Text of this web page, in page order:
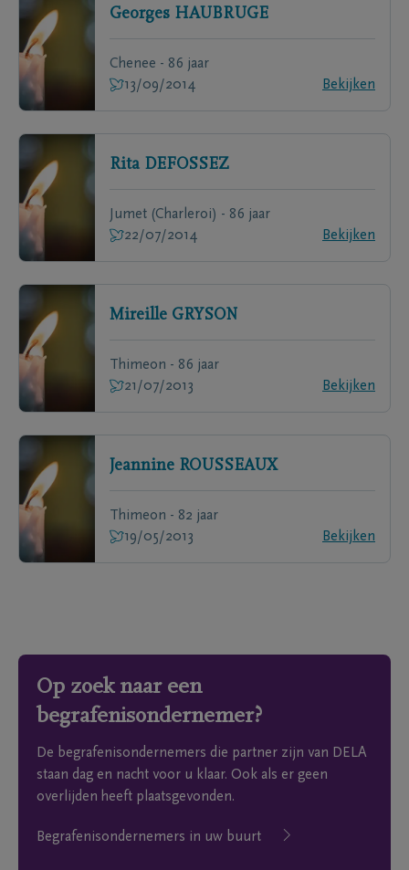
Georges HAUBRUGE
Chenee - 86 jaar
13/09/2014
Bekijken
Rita DEFOSSEZ
Jumet (Charleroi) - 86 jaar
22/07/2014
Bekijken
Mireille GRYSON
Thimeon - 86 jaar
21/07/2013
Bekijken
Jeannine ROUSSEAUX
Thimeon - 82 jaar
19/05/2013
Bekijken
Op zoek naar een
begrafenisondernemer?
De begrafenisondernemers die partner zijn van DELA
staan dag en nacht voor u klaar. Ook als er geen
overlijden heeft plaatsgevonden.
Begrafenisondernemers in uw buurt